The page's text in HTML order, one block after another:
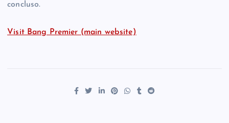
concluso.
Visit Bang Premier (main website)